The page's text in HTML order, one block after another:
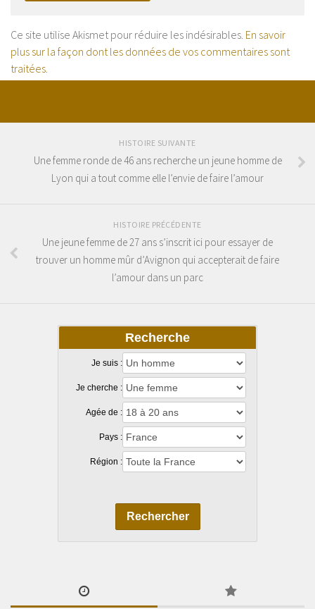
Ce site utilise Akismet pour réduire les indésirables. En savoir
plus sur la façon dont les données de vos commentaires sont
traitées.
HISTOIRE SUIVANTE
Une femme ronde de 46 ans recherche un jeune homme de
Lyon qui a tout comme elle l’envie de faire l’amour
HISTOIRE PRÉCÉDENTE
Une jeune femme de 27 ans s’inscrit ici pour essayer de
trouver un homme mûr d’Avignon qui accepterait de faire
l’amour dans un parc
Recherche
Je suis :
Je cherche :
Agée de :
Pays :
Région :
Rechercher